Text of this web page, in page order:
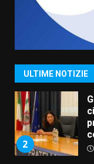
ULTIME NOTIZIE
1
2